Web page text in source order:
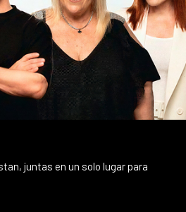
juntas en un solo lugar para